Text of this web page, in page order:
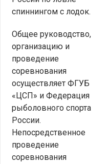
спиннингом с лодок.
Общее руководство,
организацию и
проведение
соревнования
осуществляет ФГУБ
«ЦСП» и Федерация
рыболовного спорта
России.
Непосредственное
проведение
соревнования